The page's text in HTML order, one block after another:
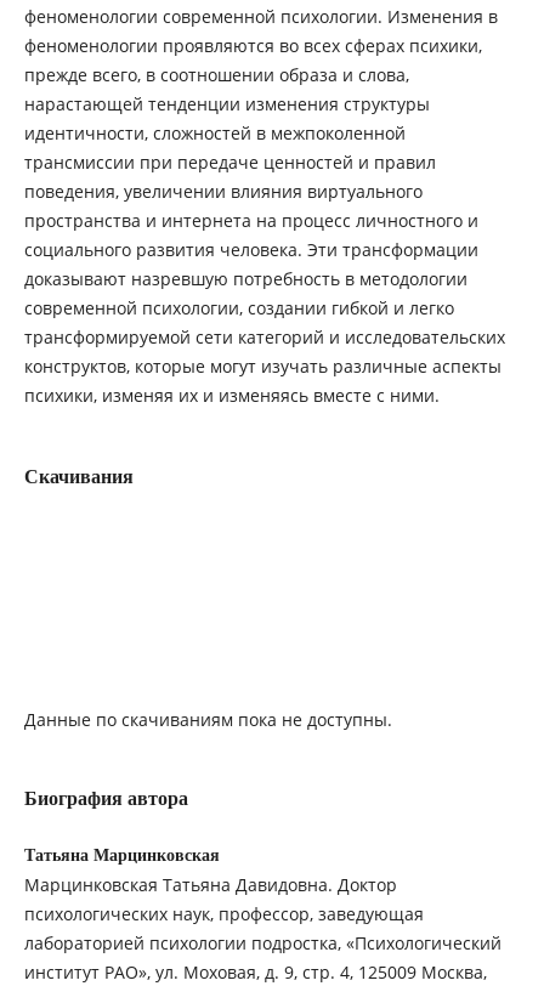
феноменологии современной психологии. Изменения в
феноменологии проявляются во всех сферах психики,
прежде всего, в соотношении образа и слова,
нарастающей тенденции изменения структуры
идентичности, сложностей в межпоколенной
трансмиссии при передаче ценностей и правил
поведения, увеличении влияния виртуального
пространства и интернета на процесс личностного и
социального развития человека. Эти трансформации
доказывают назревшую потребность в методологии
современной психологии, создании гибкой и легко
трансформируемой сети категорий и исследовательских
конструктов, которые могут изучать различные аспекты
психики, изменяя их и изменяясь вместе с ними.
Скачивания
Данные по скачиваниям пока не доступны.
Биография автора
Татьяна Марцинковская
Марцинковская Татьяна Давидовна. Доктор
психологических наук, профессор, заведующая
лабораторией психологии подростка, «Психологический
институт РАО», ул. Моховая, д. 9, стр. 4, 125009 Москва,